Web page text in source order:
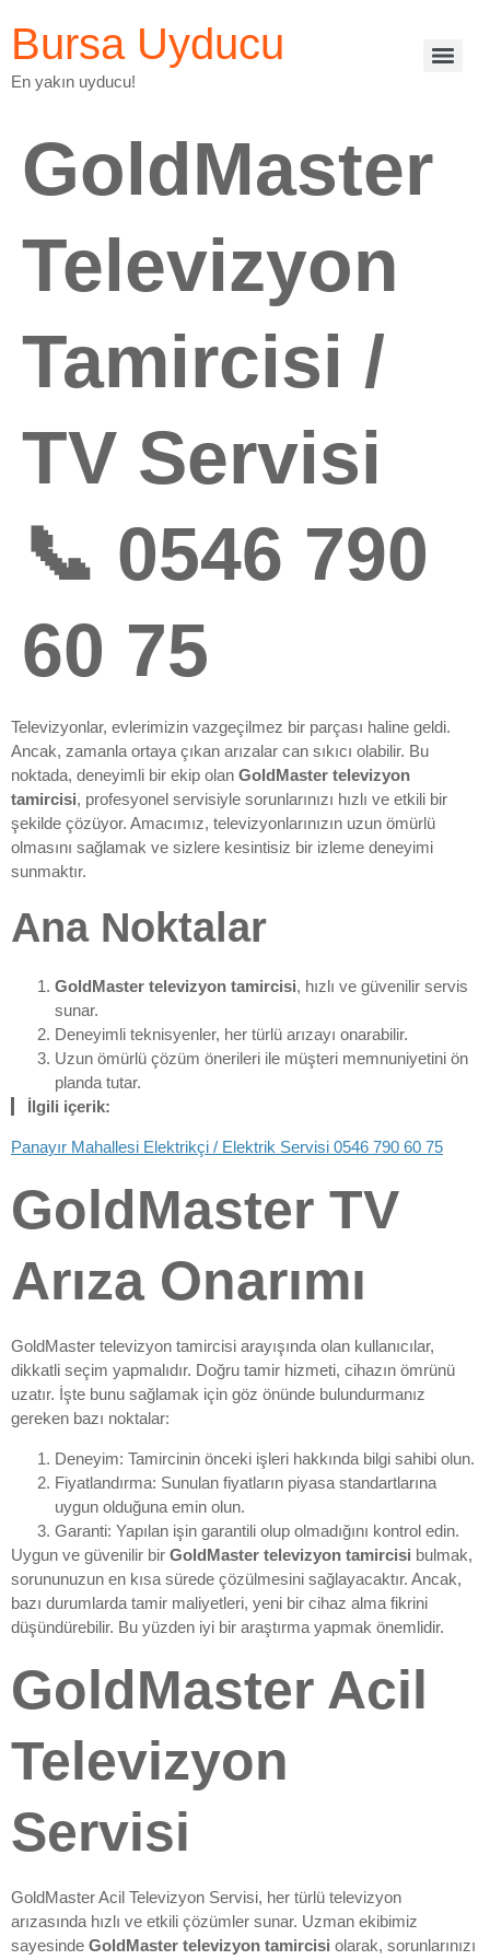
Bursa Uyducu
En yakın uyducu!
GoldMaster
Televizyon
Tamircisi /
TV Servisi
📞 0546 790
60 75
Televizyonlar, evlerimizin vazgeçilmez bir parçası haline geldi.
Ancak, zamanla ortaya çıkan arızalar can sıkıcı olabilir. Bu
noktada, deneyimli bir ekip olan GoldMaster televizyon
tamircisi, profesyonel servisiyle sorunlarınızı hızlı ve etkili bir
şekilde çözüyor. Amacımız, televizyonlarınızın uzun ömürlü
olmasını sağlamak ve sizlere kesintisiz bir izleme deneyimi
sunmaktır.
Ana Noktalar
GoldMaster televizyon tamircisi, hızlı ve güvenilir servis
sunar.
Deneyimli teknisyenler, her türlü arızayı onarabilir.
Uzun ömürlü çözüm önerileri ile müşteri memnuniyetini ön
planda tutar.
İlgili içerik:
Panayır Mahallesi Elektrikçi / Elektrik Servisi 0546 790 60 75
GoldMaster TV
Arıza Onarımı
GoldMaster televizyon tamircisi arayışında olan kullanıcılar,
dikkatli seçim yapmalıdır. Doğru tamir hizmeti, cihazın ömrünü
uzatır. İşte bunu sağlamak için göz önünde bulundurmanız
gereken bazı noktalar:
Deneyim: Tamircinin önceki işleri hakkında bilgi sahibi olun.
Fiyatlandırma: Sunulan fiyatların piyasa standartlarına
uygun olduğuna emin olun.
Garanti: Yapılan işin garantili olup olmadığını kontrol edin.
Uygun ve güvenilir bir GoldMaster televizyon tamircisi bulmak,
sorununuzun en kısa sürede çözülmesini sağlayacaktır. Ancak,
bazı durumlarda tamir maliyetleri, yeni bir cihaz alma fikrini
düşündürebilir. Bu yüzden iyi bir araştırma yapmak önemlidir.
GoldMaster Acil
Televizyon
Servisi
GoldMaster Acil Televizyon Servisi, her türlü televizyon
arızasında hızlı ve etkili çözümler sunar. Uzman ekibimiz
sayesinde GoldMaster televizyon tamircisi olarak, sorunlarınızı